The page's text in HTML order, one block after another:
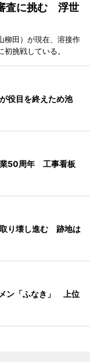
査に挑む 浮世
柳田）が現在、溶接作
挑戦している。
役目を終えため池
業50周年 工事看板
り壊し進む 跡地は
ン「ふなき」 上位